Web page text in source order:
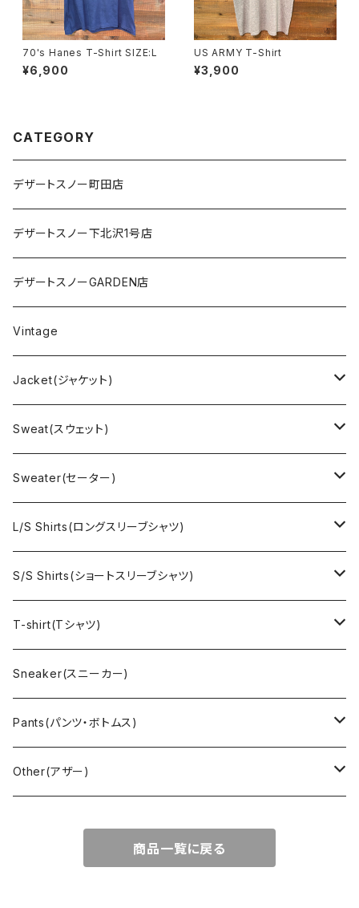
70's Hanes T-Shirt SIZE:L
¥6,900
US ARMY T-Shirt
¥3,900
CATEGORY
デザートスノー町田店
デザートスノー下北沢1号店
デザートスノーGARDEN店
Vintage
Jacket(ジャケット)
US Military(ユーエスミリタリー)
EURO Military(ユーロミリタリー）
Ralph Laurne(ラルフローレン)
Denim jacket(デニムジャケット)
Vest(ベスト)
Outdoor(アウトドア)
Cover all(カバーオール)
Nylon Jacket(ナイロンジャケット)
Long Coat(ロングコート)
Sweat(スウェット)
Champion(チャンピオン)
Reverse Weave(リバースウィーブ)
Sports sweat(スポーツ スウェット)
Character(キャラクター)
Lee （リー）
Russell（ラッセル）
Sweater(セーター)
Ralph Lauren(ラルフローレン)
Brand(ブランド)
LACOSTE(ラコステ)
Cardigan(カーディガン)
Vest(ベスト)
Military （ミリタリー）
L/S Shirts(ロングスリーブシャツ)
Ralph Lauren(ラルフローレン)
Brooks Brothers(ブルックスブラザーズ)
Military（ミリタリー）
Euro(ヨーロッパ)
Work（ワーク）
Outdoor(アウトドア)
S/S Shirts(ショートスリーブシャツ)
Ralph Lauren (ラルフローレン)
Hawaiian(ハワイアン)
Military (ミリタリー )
bowling（ボウリング）
T-shirt(Tシャツ)
Champion(チャンピオン)
Sport(スポーツ)
Harley Davidson(ハーレーダビッドソン)
SK-8(スケート)
Sneaker(スニーカー)
Pants(パンツ・ボトムス)
Carhartt,Dickies(カーハート、ディッキーズ)
US Military（ユーエスミリタリー）
Other(アザー)
商品一覧に戻る